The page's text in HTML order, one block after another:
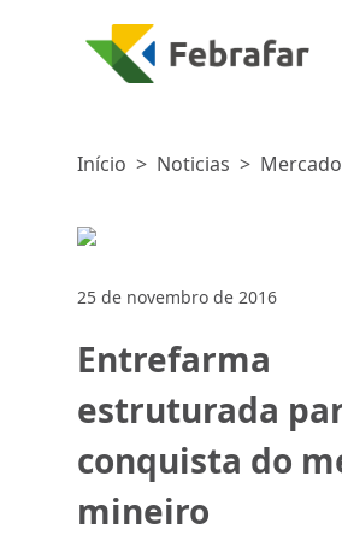
Início > Noticias > Mercado
25 de novembro de 2016
Entrefarma
estruturada
conquista do
mineiro